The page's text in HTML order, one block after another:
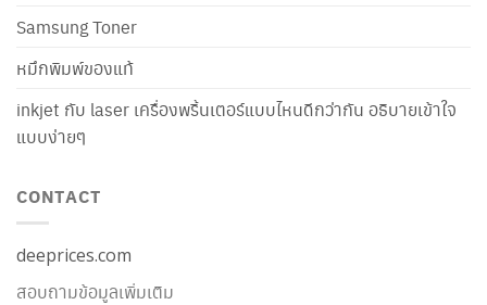
Samsung Toner
หมึกพิมพ์ของแท้
inkjet กับ laser เครื่องพริ้นเตอร์แบบไหนดีกว่ากัน อธิบายเข้าใจ
แบบง่ายๆ
CONTACT
deeprices.com
สอบถามข้อมูลเพิ่มเติม